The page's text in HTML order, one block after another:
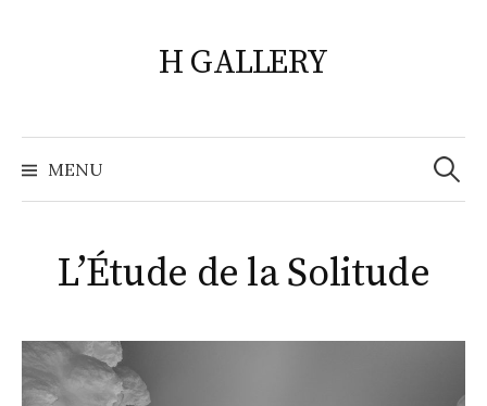
H GALLERY
MENU
Search
for:
L’Étude de la Solitude